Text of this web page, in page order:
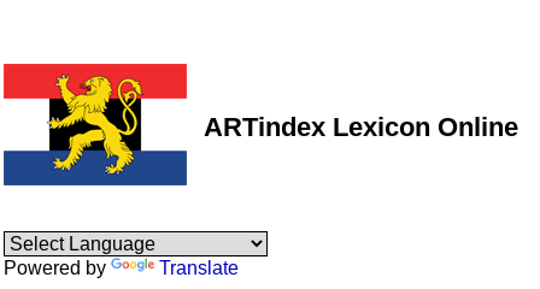
ARTindex Lexicon Online
Powered by Translate